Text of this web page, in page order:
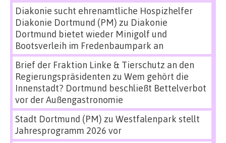
Diakonie sucht ehrenamtliche Hospizhelfer
Diakonie Dortmund (PM) zu Diakonie
Dortmund bietet wieder Minigolf und
Bootsverleih im Fredenbaumpark an
Brief der Fraktion Linke & Tierschutz an den
Regierungspräsidenten zu Wem gehört die
Innenstadt? Dortmund beschließt Bettelverbot
vor der Außengastronomie
Stadt Dortmund (PM) zu Westfalenpark stellt
Jahresprogramm 2026 vor